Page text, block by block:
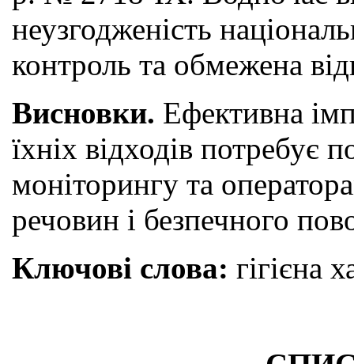
неузгодженість
контроль та обмежена
Висновки. Ефективна
їхніх відходів потребує
моніторингу та
речовин і безпечного
Ключові слова: гігієна